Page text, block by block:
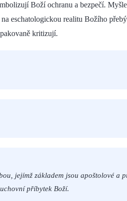
Boží ochranu a bezpečí.
eschatologickou realitu Božího
kritizují.
jejímž základem jsou apoštolové a
příbytek Boží.